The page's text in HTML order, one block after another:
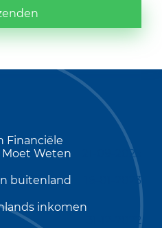
Financiële
Weten
21-09-2023
buitenland 16-01-2023
inkomen
31-12-2022